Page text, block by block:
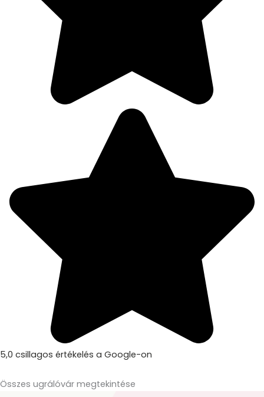
5,0 csillagos értékelés a Google-on
Összes ugrálóvár megtekintése